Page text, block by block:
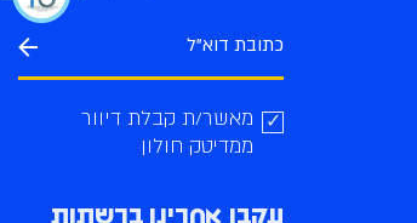
מאשר/ת קבלת דיוור
ממדיטק חולון
עקבו אחרינו ברשתות